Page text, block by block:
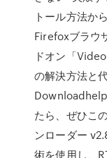
トール方法か
Firefoxブラウ
ドオン「
の解決方法と
たら、ぜひこ
ンローダー
術を使用し、